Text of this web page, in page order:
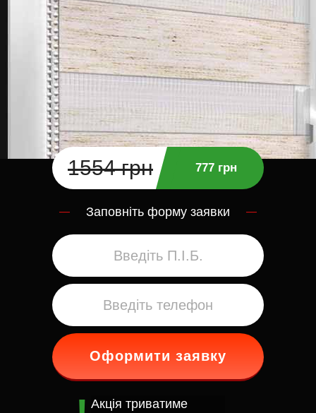
1554 грн 777 грн
Заповніть форму заявки
Оформити заявку
Акція триватиме